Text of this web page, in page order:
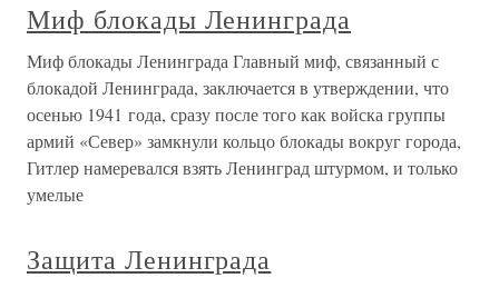
Миф блокады Ленинграда
Миф блокады Ленинграда Главный миф, связанный с
блокадой Ленинграда, заключается в утверждении, что
осенью 1941 года, сразу после того как войска группы
армий «Север» замкнули кольцо блокады вокруг города,
Гитлер намеревался взять Ленинград штурмом, и только
умелые
Защита Ленинграда